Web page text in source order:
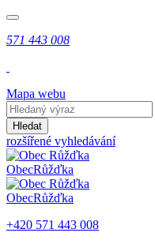
571 443 008
Mapa webu
Hledat
rozšířené vyhledávání
ObecRůžďka
ObecRůžďka
+420 571 443 008